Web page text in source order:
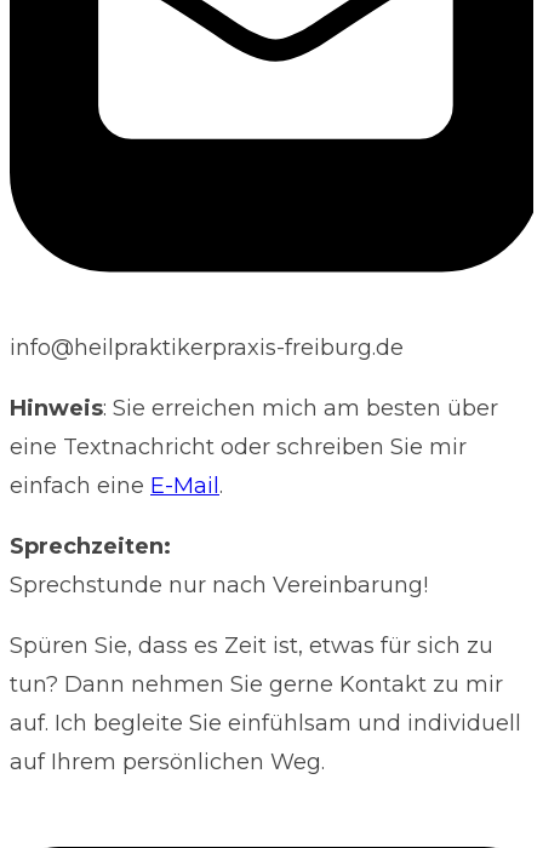
info@heilpraktikerpraxis-freiburg.de
Hinweis: Sie erreichen mich am besten über
eine Textnachricht oder schreiben Sie mir
einfach eine E-Mail .
Sprechzeiten:
Sprechstunde nur nach Vereinbarung!
Spüren Sie, dass es Zeit ist, etwas für sich zu
tun? Dann nehmen Sie gerne Kontakt zu mir
auf. Ich begleite Sie einfühlsam und individuell
auf Ihrem persönlichen Weg.